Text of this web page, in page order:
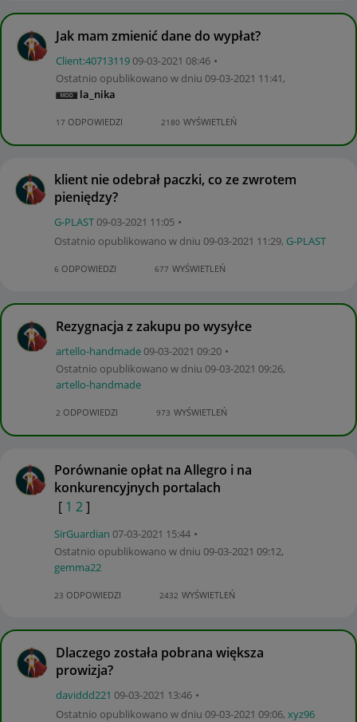
Jak mam zmienić dane do wypłat?
Client:40713119‎09-03-2021 08:46
Ostatnio opublikowano w dniu ‎09-03-2021 11:41,
la_nika
17 ODPOWIEDZI 2180 WYŚWIETLEŃ
klient nie odebrał paczki, co ze zwrotem
pieniędzy?
G-PLAST‎09-03-2021 11:05
Ostatnio opublikowano w dniu ‎09-03-2021 11:29, G-PLAST
6 ODPOWIEDZI 677 WYŚWIETLEŃ
Rezygnacja z zakupu po wysyłce
artello-handmade‎09-03-2021 09:20
Ostatnio opublikowano w dniu ‎09-03-2021 09:26,
artello-handmade
2 ODPOWIEDZI 973 WYŚWIETLEŃ
Porównanie opłat na Allegro i na
konkurencyjnych portalach
[ 1 2]
SirGuardian ‎07-03-2021 15:44
Ostatnio opublikowano w dniu ‎09-03-2021 09:12,
gemma22
23 ODPOWIEDZI 2432 WYŚWIETLEŃ
Dlaczego została pobrana większa
prowizja?
daviddd221 ‎09-03-2021 13:46
Ostatnio opublikowano w dniu ‎09-03-2021 09:06, xyz96